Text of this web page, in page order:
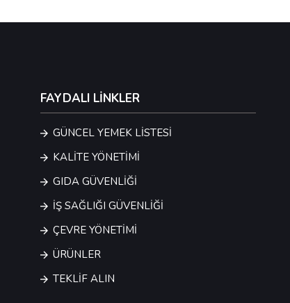
FAYDALI LİNKLER
GÜNCEL YEMEK LİSTESİ
KALİTE YÖNETİMİ
GIDA GÜVENLİĞİ
İŞ SAĞLIĞI GÜVENLİĞİ
ÇEVRE YÖNETİMİ
ÜRÜNLER
TEKLİF ALIN